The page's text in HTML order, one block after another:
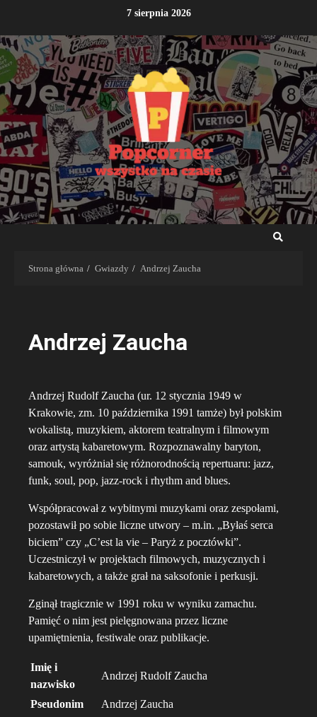
treści
7 sierpnia 2026
Strona główna Gwiazdy Andrzej Zaucha
Andrzej Zaucha
Andrzej Rudolf Zaucha (ur. 12 stycznia 1949 w
Krakowie, zm. 10 października 1991 tamże) był polskim
wokalistą, muzykiem, aktorem teatralnym i filmowym
oraz artystą kabaretowym. Rozpoznawalny baryton,
samouk, wyróżniał się różnorodnością repertuaru: jazz,
funk, soul, pop, jazz-rock i rhythm and blues.
Współpracował z wybitnymi muzykami oraz zespołami,
pozostawił po sobie liczne utwory – m.in. „Byłaś serca
biciem” czy „C’est la vie – Paryż z pocztówki”.
Uczestniczył w projektach filmowych, muzycznych i
kabaretowych, a także grał na saksofonie i perkusji.
Zginął tragicznie w 1991 roku w wyniku zamachu.
Pamięć o nim jest pielęgnowana przez liczne
upamiętnienia, festiwale oraz publikacje.
Imię i
nazwisko
Andrzej Rudolf Zaucha
Pseudonim Andrzej Zaucha